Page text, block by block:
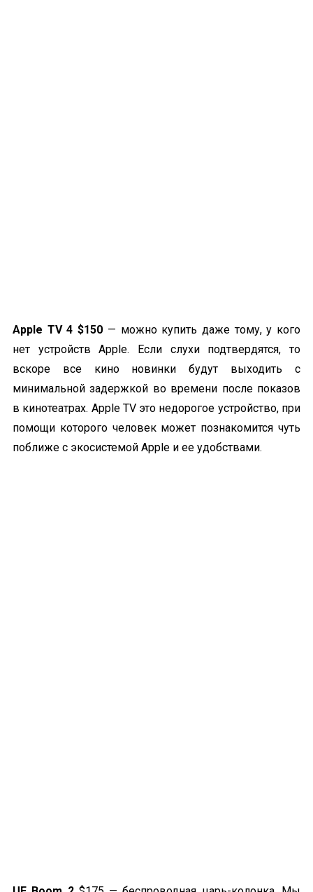
Apple TV 4 $150 — можно купить даже тому, у кого
нет устройств Apple. Если слухи подтвердятся, то
вскоре все кино новинки будут выходить с
минимальной задержкой во времени после показов
в кинотеатрах. Apple TV это недорогое устройство, при
помощи которого человек может познакомится чуть
поближе с экосистемой Apple и ее удобствами.